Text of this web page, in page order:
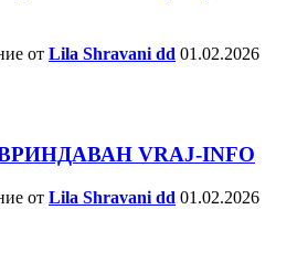
от Lila Shravani dd 01.02.2026
VRAJ-INFO
от Lila Shravani dd 01.02.2026